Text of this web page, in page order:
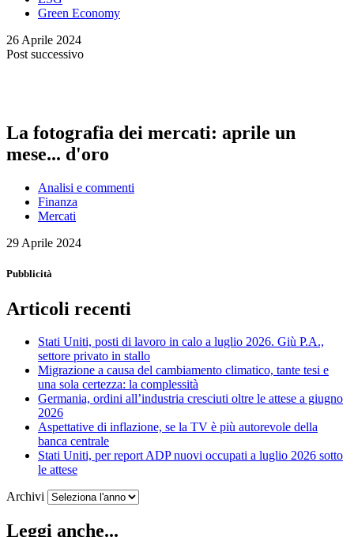
Green Economy
26 Aprile 2024
Post successivo
La fotografia dei mercati: aprile un
mese... d'oro
Analisi e commenti
Finanza
Mercati
29 Aprile 2024
Pubblicità
Articoli recenti
Stati Uniti, posti di lavoro in calo a luglio 2026. Giù P.A.,
settore privato in stallo
Migrazione a causa del cambiamento climatico, tante tesi e
una sola certezza: la complessità
Germania, ordini all’industria cresciuti oltre le attese a giugno
2026
Aspettative di inflazione, se la TV è più autorevole della
banca centrale
Stati Uniti, per report ADP nuovi occupati a luglio 2026 sotto
le attese
Archivi
Leggi anche...